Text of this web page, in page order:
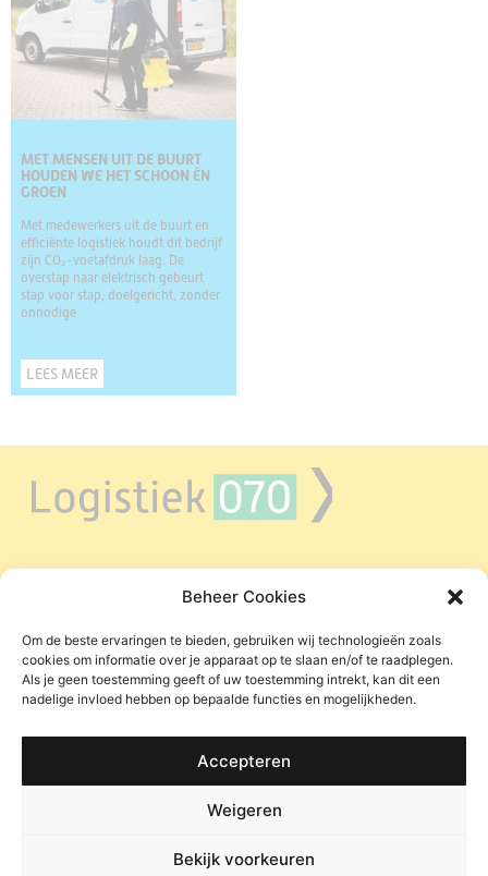
Beheer Cookies
Om de beste ervaringen te bieden, gebruiken wij technologieën zoals
cookies om informatie over je apparaat op te slaan en/of te raadplegen.
Als je geen toestemming geeft of uw toestemming intrekt, kan dit een
nadelige invloed hebben op bepaalde functies en mogelijkheden.
Accepteren
Weigeren
Bekijk voorkeuren
MET MENSEN UIT DE BUURT
HOUDEN WE HET SCHOON ÉN
GROEN
Met medewerkers uit de buurt en
efficiënte logistiek houdt dit bedrijf
zijn CO₂-voetafdruk laag. De
overstap naar elektrisch gebeurt
stap voor stap, doelgericht, zonder
onnodige
LEES MEER
ZERO EMISSIE IN DE REGIO
WIE ZIJN WIJ
LINKEDIN